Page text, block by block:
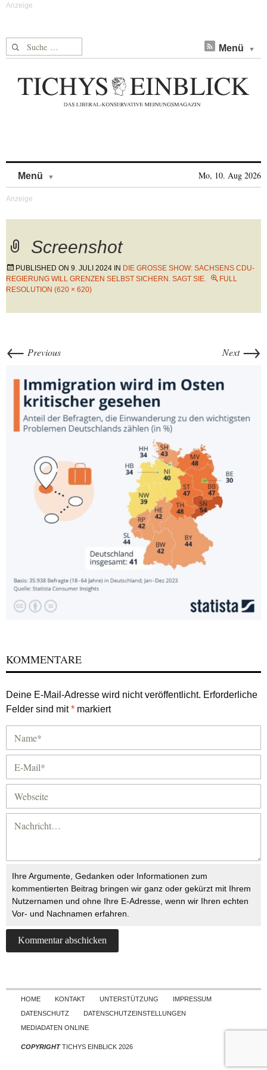
Suche nach: Menü
Menü Mo, 10. Aug 2026
Screenshot
PUBLISHED ON 9. JULI 2024 IN DIE GROSSE SHOW: SACHSENS CDU-R
EGIERUNG WILL GRENZEN SELBST SICHERN. SAGT SIE.
FULL
RESOLUTION (620 × 620)
← Previous Next →
KOMMENTARE
Deine E-Mail-Adresse wird nicht veröffentlicht. Erforderliche
Felder sind mit* markiert
Ihre Argumente, Gedanken oder Informationen zum
kommentierten Beitrag bringen wir ganz oder gekürzt mit Ihrem
Nutzernamen und ohne Ihre E-Adresse, wenn wir Ihren echten
Vor- und Nachnamen erfahren.
Skip to content
HOME KONTAKT UNTERSTÜTZUNG
IMPRESSUM
DATENSCHUTZ
DATENSCHUTZEINSTELLUNGEN
MEDIADATEN ONLINE
COPYRIGHTTICHYS EINBLICK 2026